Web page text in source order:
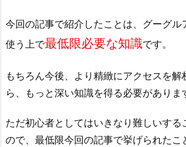
今回の記事で紹介したことは、グーグル
使う上で最低限必要な知識です。
もちろん今後、より精緻にアクセスを解
ら、もっと深い知識を得る必要がありま
ただ初心者としてはいきなり難しいする
ので、最低限今回の記事で挙げられたこ